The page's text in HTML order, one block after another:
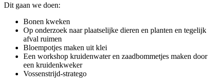
Dit gaan we doen:
Bonen kweken
Op onderzoek naar plaatselijke dieren en planten en tegelijk
afval ruimen
Bloempotjes maken uit klei
Een workshop kruidenwater en zaadbommetjes maken door
een kruidenkweker
Vossenstrijd-stratego